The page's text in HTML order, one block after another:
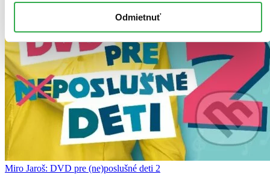
Odmietnuť
Miro Jaroš: DVD pre (ne)poslušné deti 2